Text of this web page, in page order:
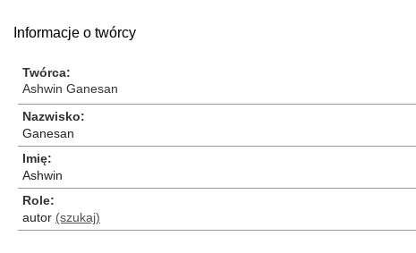
Informacje o twórcy
Twórca
Ashwin Ganesan
Nazwisko
Ganesan
Imię
Ashwin
Role
autor (szukaj)